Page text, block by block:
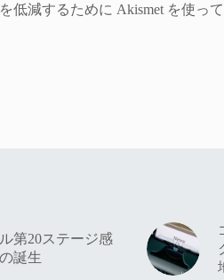
低減するために Akismet を使って
第20ステージ感
誕生